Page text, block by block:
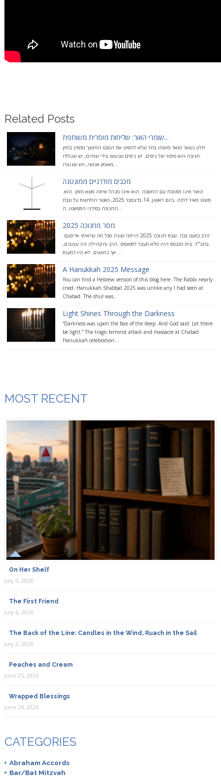
Related Posts
שומרי האור: שליחות מוסרית משותפת...
חלון נשאר מואר מישהו בחר שלא להסיט את המבט החושך ממתין בחוץ
.חנוכה הוא סיפור של ניסים. יש ניסים שנעשו בידי שמיים, יש שנולדו
מכבים מודרניים ממונטנה
פשוט מאיר דרכה .ביום ראשון, 14 בדצמבר 2025, כאשר החדשות על טבח
מסר מחנוכה 2025
בחב״ד. בית הכנסת היה מלא מעבר לתפוסתו. הרב והקהילה היו עצובים,
A Hanukkah 2025 Message
You can find a Hebrew version of this blog here. The Rabbi nearly
cried. Hanukkah Shabbat 2025 was unlike any I had seen at
Chabad. The shul was...
Light Shines Through the Darkness
“Darkness was upon the face of the deep. And God said: Let there
be light.” The tragic terrorist attack and massacre at Chabad
Hanukkah celebration...
MOST RECENT
On Her Shelf
July 9, 2026
The First Friend
July 6, 2026
The Back of the Line: Candles in the Wind, Ruach in the Sail
July 2, 2026
Peaches and Cream
June 25, 2026
Wrapped Blessings
June 24, 2026
CATEGORIES
Abraham Accords
Bar/Bat Mitzvah